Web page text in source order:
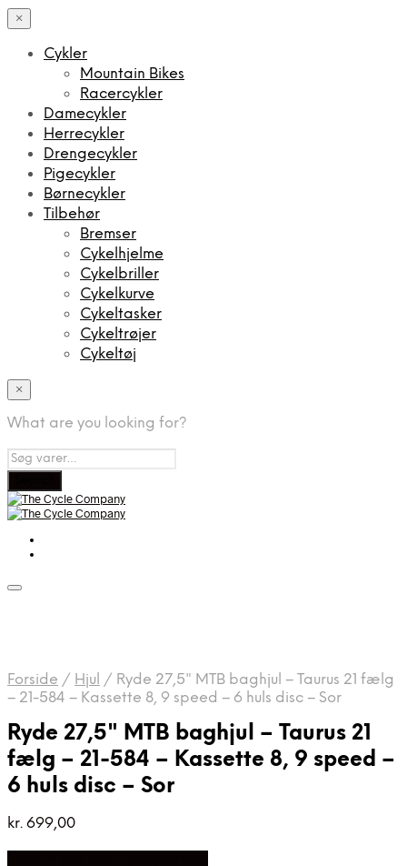
×
Cykler
Mountain Bikes
Racercykler
Damecykler
Herrecykler
Drengecykler
Pigecykler
Børnecykler
Tilbehør
Bremser
Cykelhjelme
Cykelbriller
Cykelkurve
Cykeltasker
Cykeltrøjer
Cykeltøj
×
What are you looking for?
Forside / Hjul / Ryde 27,5" MTB baghjul – Taurus 21 fælg
– 21-584 – Kassette 8, 9 speed – 6 huls disc – Sor
Ryde 27,5" MTB baghjul – Taurus 21
fælg – 21-584 – Kassette 8, 9 speed –
6 huls disc – Sor
kr. 699,00